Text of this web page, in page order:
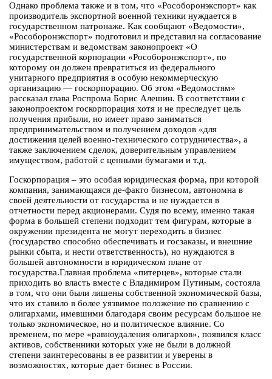
Однако проблема также и в том, что «Рособоронэкспорт» как
производитель экспортной военной техники нуждается в
государственном патронаже. Как сообщают «Ведомости»,
«Рособоронэкспорт» подготовил и представил на согласование
министерствам и ведомствам законопроект «О
государственной корпорации «Рособоронэкспорт», по
которому он должен превратиться из федерального
унитарного предприятия в особую некоммерческую
организацию — госкорпорацию. Об этом «Ведомостям»
рассказал глава Роспрома Борис Алешин. В соответствии с
законопроектом госкорпорация хотя и не преследует цель
получения прибыли, но имеет право заниматься
предпринимательством и получением доходов «для
достижения целей военно-технического сотрудничества», а
также заключением сделок, доверительным управлением
имуществом, работой с ценными бумагами и т.д.
Госкорпорация – это особая юридическая форма, при которой
компания, занимающаяся де-факто бизнесом, автономна в
своей деятельности от государства и не нуждается в
отчетности перед акционерами. Судя по всему, именно такая
форма в большей степени подходит тем фигурам, которые в
окружении президента не могут переходить в бизнес
(государство способно обеспечивать и госзаказы, и внешние
рынки сбыта, и нести ответственность), но нуждаются в
большей автономности в юридическом плане от
государства.Главная проблема «питерцев», которые стали
приходить во власть вместе с Владимиром Путиным, состояла
в том, что они были лишены собственной экономической базы,
что их ставило в более уязвимое положение по сравнению с
олигархами, имевшими благодаря своим ресурсам большое не
только экономическое, но и политическое влияние. Со
временем, по мере «равноудаления олигархов», появился класс
активов, собственники которых уже не были в должной
степени заинтересованы в ее развитии и уверены в
возможностях, которые дает бизнес в России.